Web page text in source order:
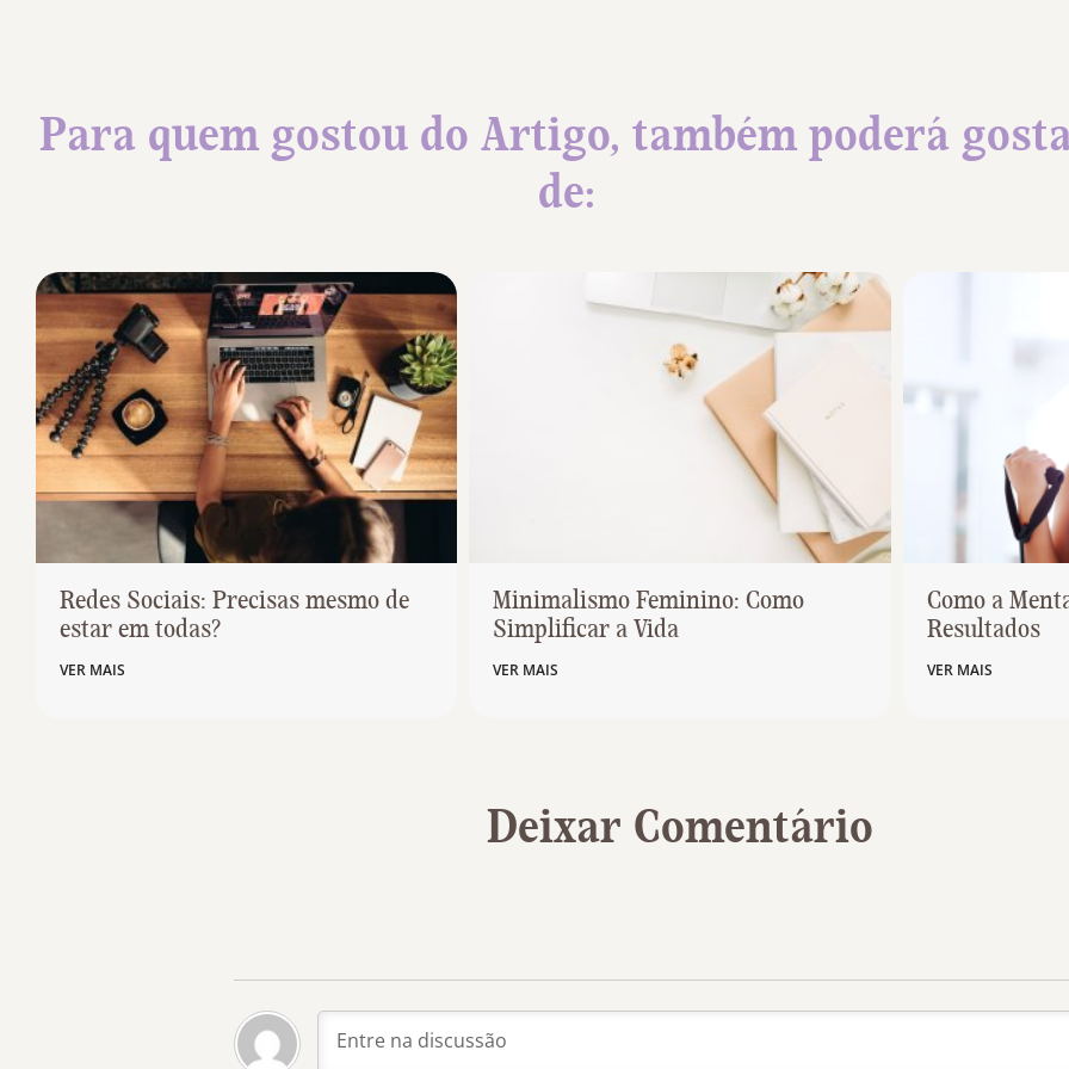
Para quem gostou do Artigo, também poderá
de:
Redes Sociais: Precisas mesmo de
estar em todas?
VER MAIS
Minimalismo Feminino: Como
Simplificar a Vida
VER MAIS
Como a
Resultados
VER MAIS
Deixar Comentário